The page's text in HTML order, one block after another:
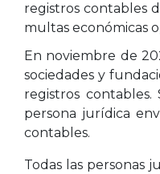
registros contables
multas económicas
En noviembre de
sociedades y
registros
persona jurídica
contables.
Todas las personas